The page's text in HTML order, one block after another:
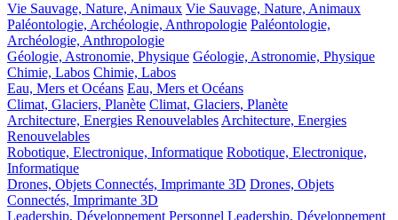
Vie Sauvage, Nature, Animaux Vie Sauvage, Nature, Animaux
Paléontologie, Archéologie, Anthropologie Paléontologie,
Archéologie, Anthropologie
Géologie, Astronomie, Physique Géologie, Astronomie, Physique
Chimie, Labos Chimie, Labos
Eau, Mers et Océans Eau, Mers et Océans
Climat, Glaciers, Planète Climat, Glaciers, Planète
Architecture, Energies RenouvelablesArchitecture, Energies
Renouvelables
Robotique, Electronique, Informatique Robotique, Electronique,
Informatique
Drones, Objets Connectés, Imprimante 3D Drones, Objets
Connectés, Imprimante 3D
Leadership, Développement Personnel Leadership, Développement